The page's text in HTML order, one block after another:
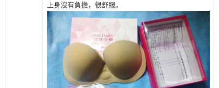
上身沒有負擔，很舒服。